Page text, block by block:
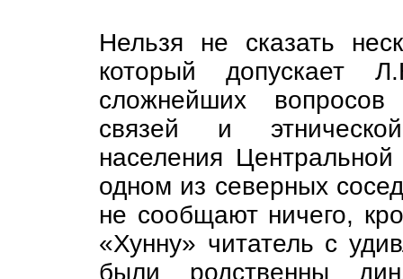
Нельзя не сказать
который допускает
сложнейших вопросов
связей и
населения
одном из северных
не сообщают ничего,
«Хунну» читатель с
были родственны